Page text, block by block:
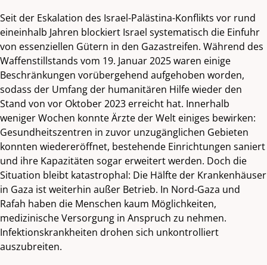
Seit der Eskalation des Israel-Palästina-Konflikts vor rund
eineinhalb Jahren blockiert Israel systematisch die Einfuhr
von essenziellen Gütern in den Gazastreifen. Während des
Waffenstillstands vom 19. Januar 2025 waren einige
Beschränkungen vorübergehend aufgehoben worden,
sodass der Umfang der humanitären Hilfe wieder den
Stand von vor Oktober 2023 erreicht hat. Innerhalb
weniger Wochen konnte Ärzte der Welt einiges bewirken:
Gesundheitszentren in zuvor unzugänglichen Gebieten
konnten wiedereröffnet, bestehende Einrichtungen saniert
und ihre Kapazitäten sogar erweitert werden. Doch die
Situation bleibt katastrophal: Die Hälfte der Krankenhäuser
in Gaza ist weiterhin außer Betrieb. In Nord-Gaza und
Rafah haben die Menschen kaum Möglichkeiten,
medizinische Versorgung in Anspruch zu nehmen.
Infektionskrankheiten drohen sich unkontrolliert
auszubreiten.